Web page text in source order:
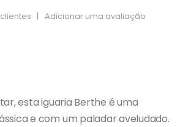
| Adicionar uma avaliação
esta iguaria Berthe é uma
e com um paladar aveludado.